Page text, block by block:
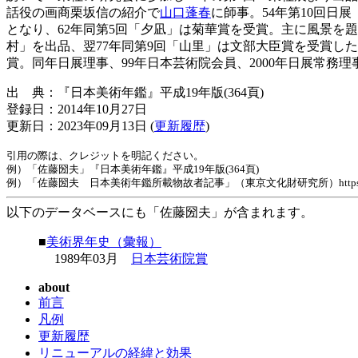
話役の画商栗坂信の紹介で山口蓬春に師事。54年第10回日
となり、62年同第5回「夕凪」は菊華賞を受賞。主に風景を
村」を出品、翌77年同第9回「山里」は文部大臣賞を受賞し
賞。同年日展理事、99年日本芸術院会員、2000年日展常務理
出 典：『日本美術年鑑』平成19年版(364頁)
登録日：2014年10月27日
更新日：2023年09月13日 (更新履歴)
引用の際は、クレジットを明記ください。
例）「佐藤圀夫」『日本美術年鑑』平成19年版(364頁)
例）「佐藤圀夫 日本美術年鑑所載物故者記事」（東京文化財研究所）
以下のデータベースにも「佐藤圀夫」が含まれます。
■美術界年史（彙報）
1989年03月
日本芸術院賞
about
前言
凡例
更新履歴
リニューアルの経緯と効果